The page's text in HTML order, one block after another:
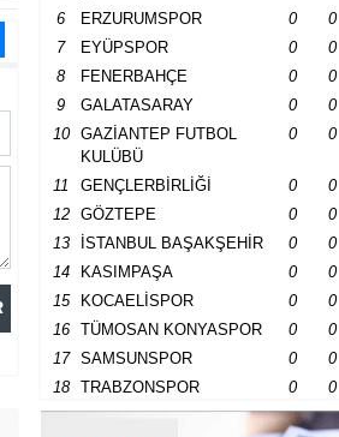
6
ERZURUMSPOR 0
0
7
EYÜPSPOR 0
0
8
FENERBAHÇE 0
0
9
GALATASARAY 0
0
10
GAZİANTEP FUTBOL
KULÜBÜ
0 0
11 GENÇLERBİRLİĞİ 0
0
12
GÖZTEPE 0
0
13
İSTANBUL BAŞAKŞEHİR 0
0
14
KASIMPAŞA 0
0
15
KOCAELİSPOR 0
0
16
TÜMOSAN KONYASPOR 0
0
17
SAMSUNSPOR 0
0
18
TRABZONSPOR 0 0